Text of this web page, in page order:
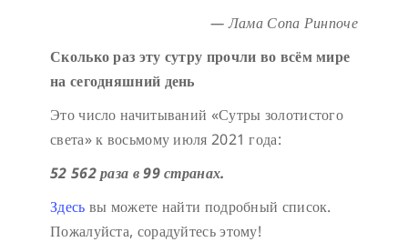
— Лама Сопа Ринпоче
Сколько раз эту сутру прочли во всём мире
на сегодняшний день
Это число начитываний «Сутры золотистого
света» к восьмому июля 2021 года:
52 562 раза в 99 странах.
Здесь вы можете найти подробный список.
Пожалуйста, сорадуйтесь этому!